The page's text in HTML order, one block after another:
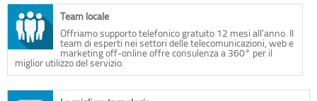
Team locale
Offriamo supporto telefonico gratuito 12 mesi all’anno. Il
team di esperti nei settori delle telecomunicazioni, web e
marketing off-online offre consulenza a 360° per il
miglior utilizzo del servizio.